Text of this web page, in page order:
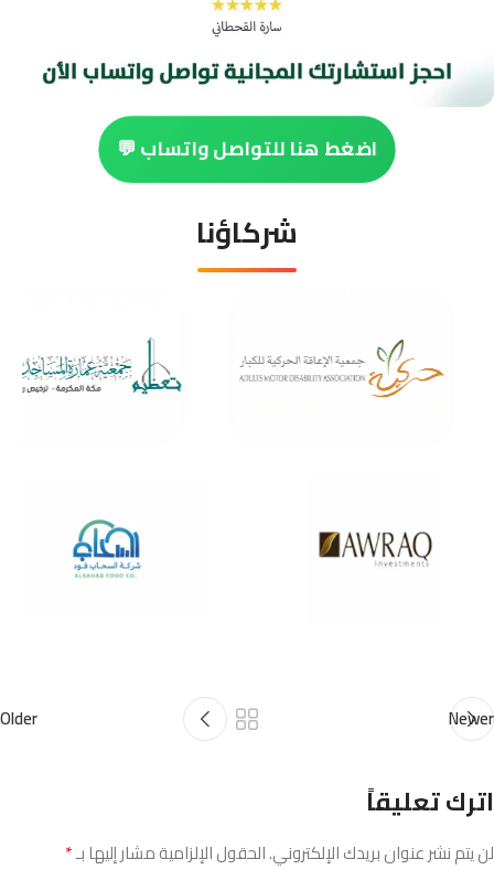
اضغط هنا للتواصل واتساب 💬
شركاؤنا
Newer
Older
اترك تعليقاً
لن يتم نشر عنوان بريدك الإلكتروني.الحقول الإلزامية مشار إليها بـ*